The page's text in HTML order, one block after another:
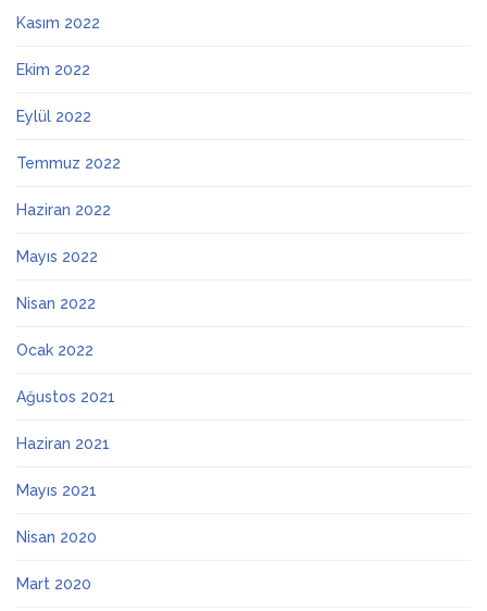
Kasım 2022
Ekim 2022
Eylül 2022
Temmuz 2022
Haziran 2022
Mayıs 2022
Nisan 2022
Ocak 2022
Ağustos 2021
Haziran 2021
Mayıs 2021
Nisan 2020
Mart 2020